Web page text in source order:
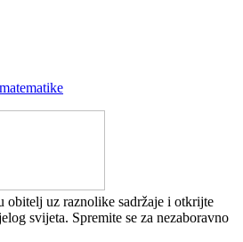
obitelj uz raznolike sadržaje i otkrijte
svijeta. Spremite se za nezaboravno